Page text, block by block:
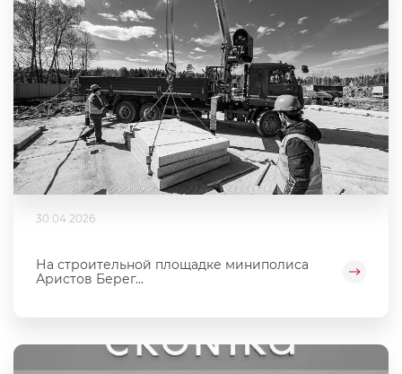
30.04.2026
На строительной площадке миниполиса
Аристов Берег...